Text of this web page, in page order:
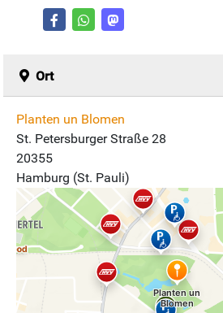
Ort
Planten un Blomen
St. Petersburger Straße 28
20355
Hamburg (St. Pauli)